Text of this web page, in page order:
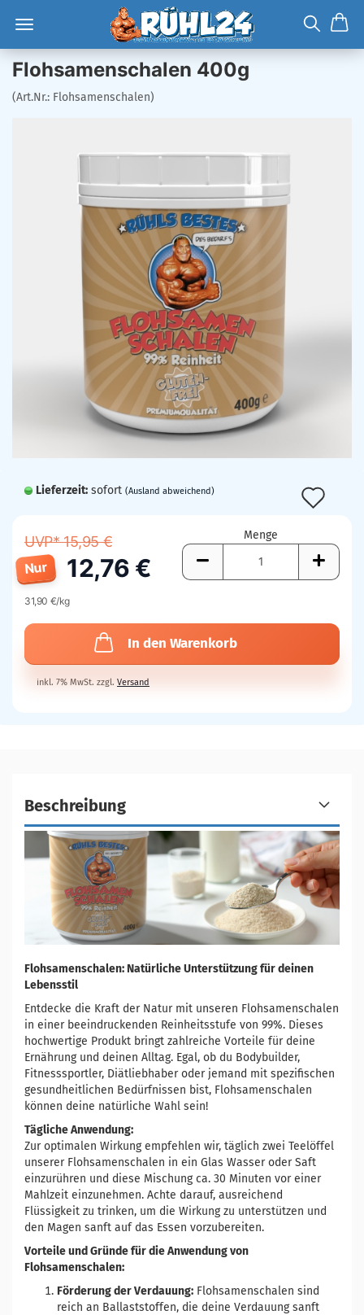
Flohsamenschalen 400g
(Art.Nr.: Flohsamenschalen)
Lieferzeit: sofort (Ausland abweichend)
UVP* 15,95 €
Nur 12,76 €
31,90 €/kg
Menge
In den Warenkorb
inkl. 7% MwSt. zzgl. Versand
Beschreibung
Flohsamenschalen: Natürliche Unterstützung für deinen
Lebensstil
Entdecke die Kraft der Natur mit unseren Flohsamenschalen
in einer beeindruckenden Reinheitsstufe von 99%. Dieses
hochwertige Produkt bringt zahlreiche Vorteile für deine
Ernährung und deinen Alltag. Egal, ob du Bodybuilder,
Fitnesssportler, Diätliebhaber oder jemand mit spezifischen
gesundheitlichen Bedürfnissen bist, Flohsamenschalen
können deine natürliche Wahl sein!
Tägliche Anwendung:
Zur optimalen Wirkung empfehlen wir, täglich zwei Teelöffel
unserer Flohsamenschalen in ein Glas Wasser oder Saft
einzurühren und diese Mischung ca. 30 Minuten vor einer
Mahlzeit einzunehmen. Achte darauf, ausreichend
Flüssigkeit zu trinken, um die Wirkung zu unterstützen und
den Magen sanft auf das Essen vorzubereiten.
Vorteile und Gründe für die Anwendung von
Flohsamenschalen:
Förderung der Verdauung: Flohsamenschalen sind
reich an Ballaststoffen, die deine Verdauung sanft